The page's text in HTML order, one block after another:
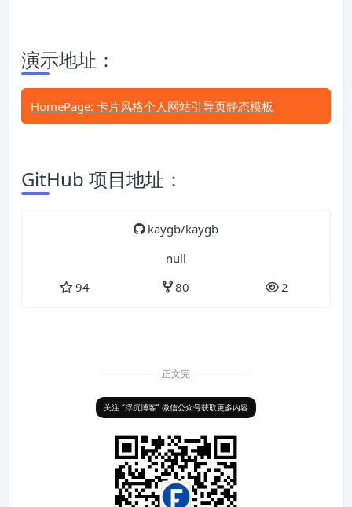
演示地址：
HomePage: 卡片风格个人网站引导页静态模板
GitHub 项目地址：
kaygb/kaygb
null
94
80 2
正文完
关注 “浮沉博客” 微信公众号获取更多内容